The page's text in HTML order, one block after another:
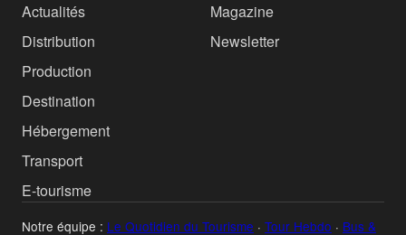
Actualités
Distribution
Production
Destination
Hébergement
Transport
E-tourisme
Magazine
Newsletter
Notre équipe : Le Quotidien du Tourisme · Tour Hebdo · Bus &